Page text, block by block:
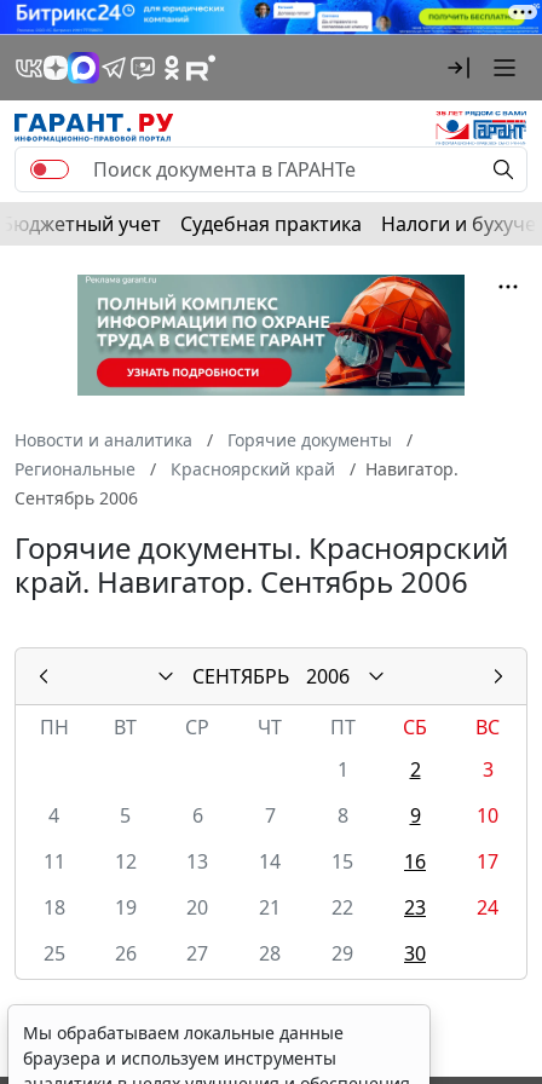
Бюджетный учет Судебная практика Налоги и
Новости и аналитика
Горячие документы
Региональные
Красноярский край
Навигатор.
Сентябрь 2006
Горячие документы. Красноярский
край. Навигатор. Сентябрь 2006
СЕНТЯБРЬ
2006
ПН
ВТ СР ЧТ ПТ СБ
ВС
1
2
3
4
5 6 7 8 9
10
11
12 13 14 15 16
17
18
19 20 21 22 23
24
25
26 27 28 29 30
Мы обрабатываем локальные данные
браузера и используем инструменты